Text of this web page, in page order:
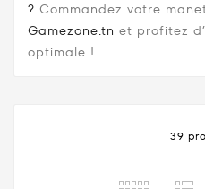
? Commandez votre
Gamezone.tn et profitez
optimale !
39